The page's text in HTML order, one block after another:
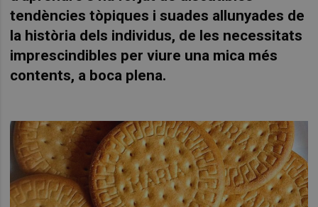
tendències tòpiques i suades allunyades de
la història dels individus, de les necessitats
imprescindibles per viure una mica més
contents, a boca plena.